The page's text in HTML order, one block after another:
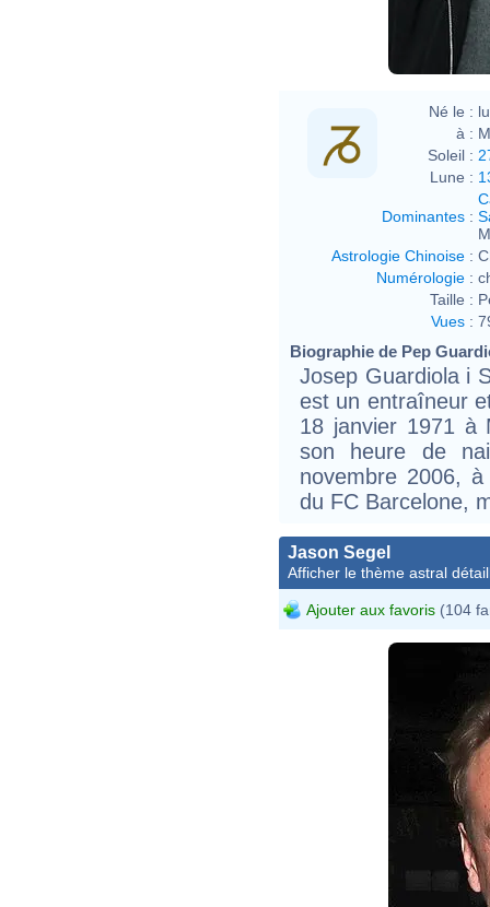
Né le :
à :
Soleil :
Lune :
Dominantes :
Astrologie Chinoise :
Numérologie :
Taille :
Vues :
Biographie de Pep
Josep Guardiola i
est un entraîneur
18 janvier 1971 à
son heure de
novembre 2006,
du FC Barcelone,
Jason Segel
Afficher le thème astral
Ajouter aux favoris (104